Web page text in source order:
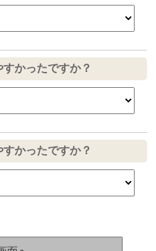
かったですか？
かったですか？